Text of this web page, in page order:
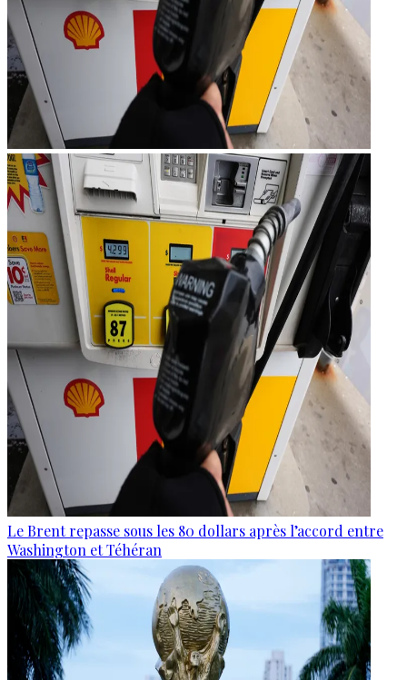
Le Brent repasse sous les 80 dollars après l’accord entre
Washington et Téhéran